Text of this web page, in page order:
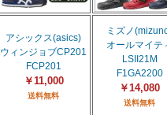
アシックス(asics)
ウィンジョブCP201
FCP201
￥11,000
送料無料
ミズノ
オールマイテ
LSII21M
F1GA2200
￥14,080
送料無料